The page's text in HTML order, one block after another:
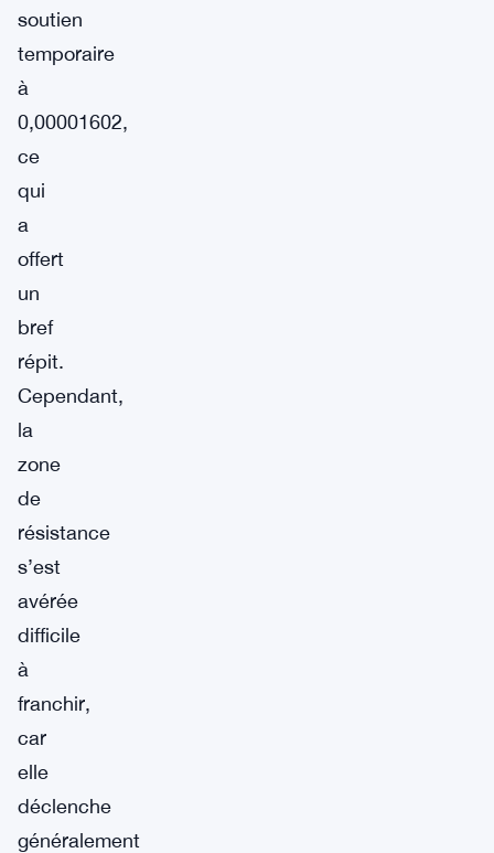
soutien
temporaire
à
0,00001602,
ce
qui
a
offert
un
bref
répit.
Cependant,
la
zone
de
résistance
s’est
avérée
difficile
à
franchir,
car
elle
déclenche
généralement